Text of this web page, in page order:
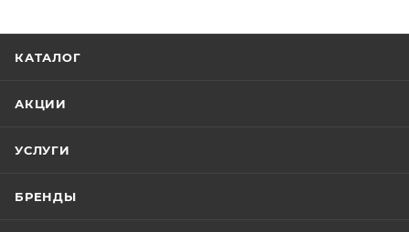
КАТАЛОГ
АКЦИИ
УСЛУГИ
БРЕНДЫ